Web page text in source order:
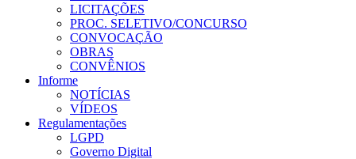
LICITAÇÕES
PROC. SELETIVO/CONCURSO
CONVOCAÇÃO
OBRAS
CONVÊNIOS
Informe
NOTÍCIAS
VÍDEOS
Regulamentações
LGPD
Governo Digital